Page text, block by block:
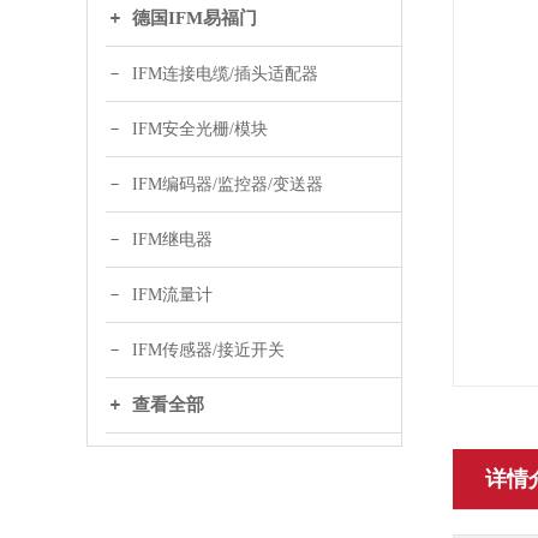
德国IFM易福门
IFM连接电缆/插头适配器
IFM安全光栅/模块
IFM编码器/监控器/变送器
IFM继电器
IFM流量计
IFM传感器/接近开关
查看全部
详情